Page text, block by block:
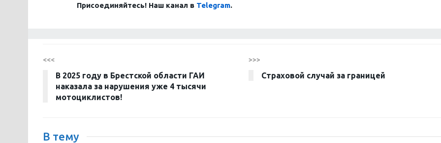
Присоединяйтесь! Наш канал в Telegram.
<<<
В 2025 году в Брестской области ГАИ
наказала за нарушения уже 4 тысячи
мотоциклистов!
>>>
Страховой случай за границей
В тему